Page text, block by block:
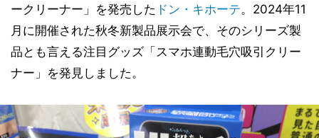
ークリーナー」を発売した ドン・キホーテ。2024年11
月に開催された秋冬新製品展示会で、そのシリーズ製
品とも言える注目グッズ「スマホ連動毛穴吸引クリー
ナー」を発見しました。